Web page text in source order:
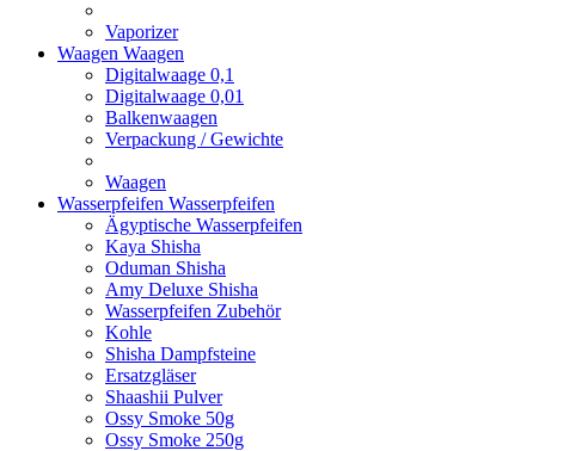
Vaporizer
Waagen Waagen
Digitalwaage 0,1
Digitalwaage 0,01
Balkenwaagen
Verpackung / Gewichte
Waagen
Wasserpfeifen Wasserpfeifen
Ägyptische Wasserpfeifen
Kaya Shisha
Oduman Shisha
Amy Deluxe Shisha
Wasserpfeifen Zubehör
Kohle
Shisha Dampfsteine
Ersatzgläser
Shaashii Pulver
Ossy Smoke 50g
Ossy Smoke 250g